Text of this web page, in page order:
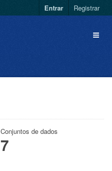
Entrar Registrar
Conjuntos de dados
7